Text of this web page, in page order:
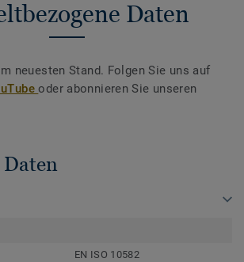
Daten
neuesten Stand. Folgen Sie uns auf
oder abonnieren Sie unseren
EN ISO 10582